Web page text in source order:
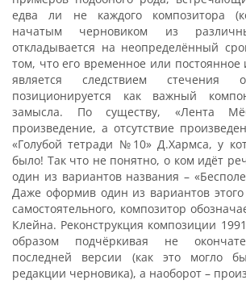
едва ли не каждого композитора
начатым черновиком из
откладывается на неопределённый
том, что его временное или постоянное
является следствием стечения
позиционируется как важный
замысла. По существу, «Лента
произведение, а отсутствие
«Голубой тетради №10» Д.Хармса, у
было! Так что не понятно, о ком идёт
один из вариантов названия –
Даже оформив один из вариантов этого
самостоятельного, композитор
Клейна. Реконструкция композиции
образом подчёркивая не
последней версии (как это могло
редакции черновика), а наоборот –